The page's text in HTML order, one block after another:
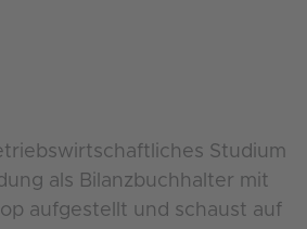
Studium
als Bilanzbuchhalter mit
aufgestellt und schaust auf